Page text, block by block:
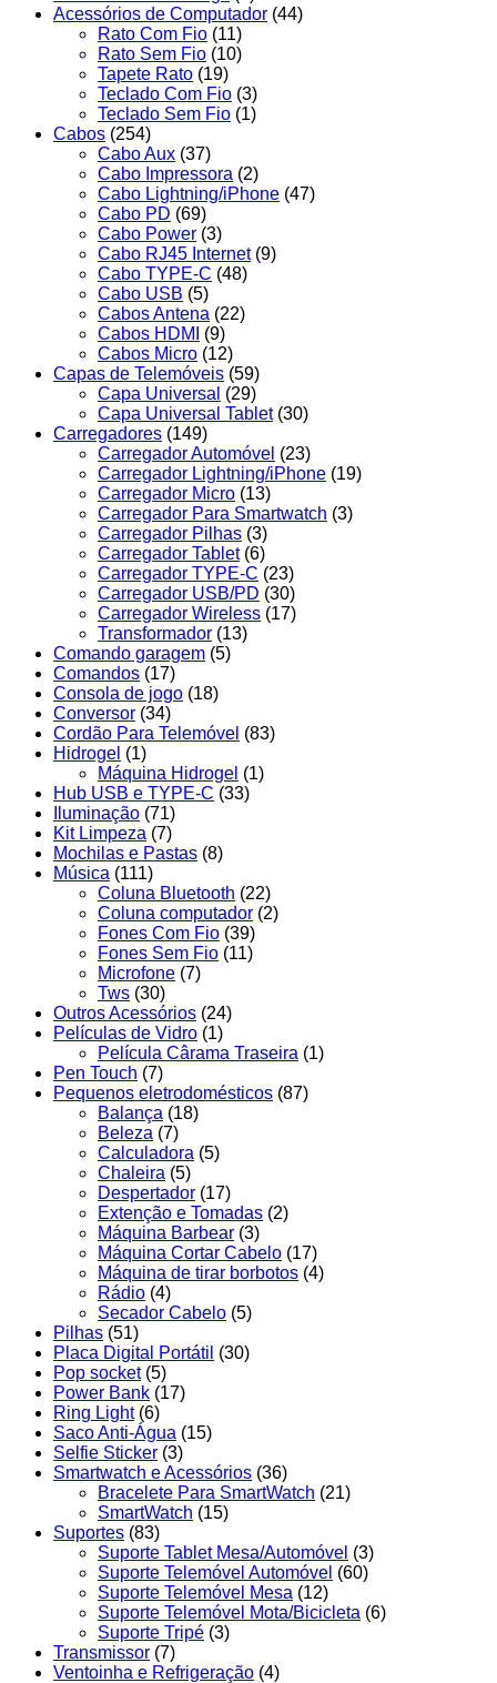
Acessórios de Computador (44)
Rato Com Fio (11)
Rato Sem Fio (10)
Tapete Rato (19)
Teclado Com Fio (3)
Teclado Sem Fio (1)
Cabos (254)
Cabo Aux (37)
Cabo Impressora (2)
Cabo Lightning/iPhone (47)
Cabo PD (69)
Cabo Power (3)
Cabo RJ45 Internet (9)
Cabo TYPE-C (48)
Cabo USB (5)
Cabos Antena (22)
Cabos HDMI
(9)
Cabos Micro (12)
Capas de Telemóveis (59)
Capa Universal (29)
Capa Universal Tablet (30)
Carregadores (149)
Carregador Automóvel (23)
Carregador Lightning/iPhone (19)
Carregador Micro (13)
Carregador Para Smartwatch (3)
Carregador Pilhas (3)
Carregador Tablet (6)
Carregador TYPE-C (23)
Carregador USB/PD (30)
Carregador Wireless (17)
Transformador (13)
Comando garagem (5)
Comandos (17)
Consola de jogo (18)
Conversor (34)
Cordão Para Telemóvel (83)
Hidrogel (1)
Máquina Hidrogel (1)
Hub USB e TYPE-C (33)
Iluminação (71)
Kit Limpeza (7)
Mochilas e Pastas (8)
Música (111)
Coluna Bluetooth (22)
Coluna computador (2)
Fones Com Fio (39)
Fones Sem Fio (11)
Microfone (7)
Tws (30)
Outros Acessórios (24)
Películas de Vidro (1)
Película Cârama Traseira (1)
Pen Touch (7)
Pequenos eletrodomésticos (87)
Balança (18)
Beleza (7)
Calculadora (5)
Chaleira (5)
Despertador (17)
Extenção e Tomadas (2)
Máquina Barbear (3)
Máquina Cortar Cabelo (17)
Máquina de tirar borbotos (4)
Rádio (4)
Secador Cabelo (5)
Pilhas (51)
Placa Digital Portátil (30)
Pop socket (5)
Power Bank (17)
Ring Light (6)
Saco Anti-Água (15)
Selfie Sticker (3)
Smartwatch e Acessórios (36)
Bracelete Para SmartWatch (21)
SmartWatch (15)
Suportes (83)
Suporte Tablet Mesa/Automóvel (3)
Suporte Telemóvel Automóvel (60)
Suporte Telemóvel Mesa (12)
Suporte Telemóvel Mota/Bicicleta (6)
Suporte Tripé (3)
Transmissor (7)
Ventoinha e Refrigeração (4)